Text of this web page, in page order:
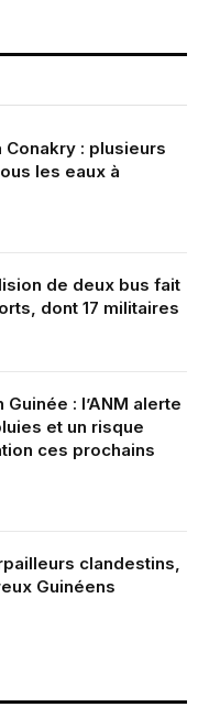
Conakry : plusieurs
les eaux à
de deux bus fait
dont 17 militaires
: l’ANM alerte
et un risque
ces prochains
clandestins,
Guinéens